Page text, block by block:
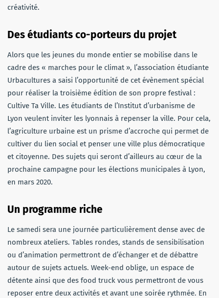
créativité.
Des étudiants co-porteurs du projet
Alors que les jeunes du monde entier se mobilise dans le
cadre des « marches pour le climat », l’association étudiante
Urbacultures a saisi l’opportunité de cet évènement spécial
pour réaliser la troisième édition de son propre festival :
Cultive Ta Ville. Les étudiants de l’Institut d’urbanisme de
Lyon veulent inviter les lyonnais à repenser la ville. Pour cela,
l’agriculture urbaine est un prisme d’accroche qui permet de
cultiver du lien social et penser une ville plus démocratique
et citoyenne. Des sujets qui seront d’ailleurs au cœur de la
prochaine campagne pour les élections municipales à Lyon,
en mars 2020.
Un programme riche
Le samedi sera une journée particulièrement dense avec de
nombreux ateliers. Tables rondes, stands de sensibilisation
ou d’animation permettront de d’échanger et de débattre
autour de sujets actuels. Week-end oblige, un espace de
détente ainsi que des food truck vous permettront de vous
reposer entre deux activités et avant une soirée rythmée. En